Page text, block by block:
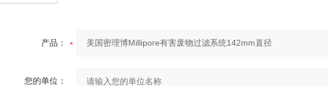
产品：
您的单位：